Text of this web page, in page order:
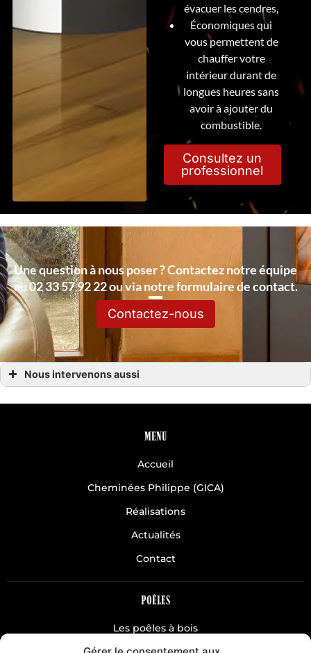
évacuer les cendres,
Économiques qui
vous permettent de
chauffer votre
intérieur durant de
longues heures sans
avoir à ajouter du
combustible.
Consultez un
professionnel
Une question à nous poser ? Contactez notre équipe
au 02 33 57 92 22 ou via notre formulaire de contact.
Contactez-nous
Nous intervenons aussi
Chauffage hydro Villedieu les Poêles
MENU
Accueil
Cheminées Philippe (GICA)
Réalisations
Actualités
Contact
POÊLES
Les poêles à bois